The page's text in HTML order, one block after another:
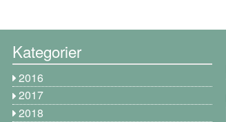
Kategorier
2016
2017
2018